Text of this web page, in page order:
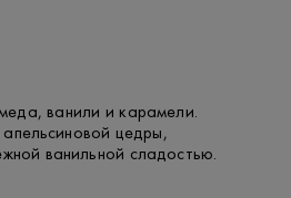
ванили и карамели.
цедры,
ванильной сладостью.